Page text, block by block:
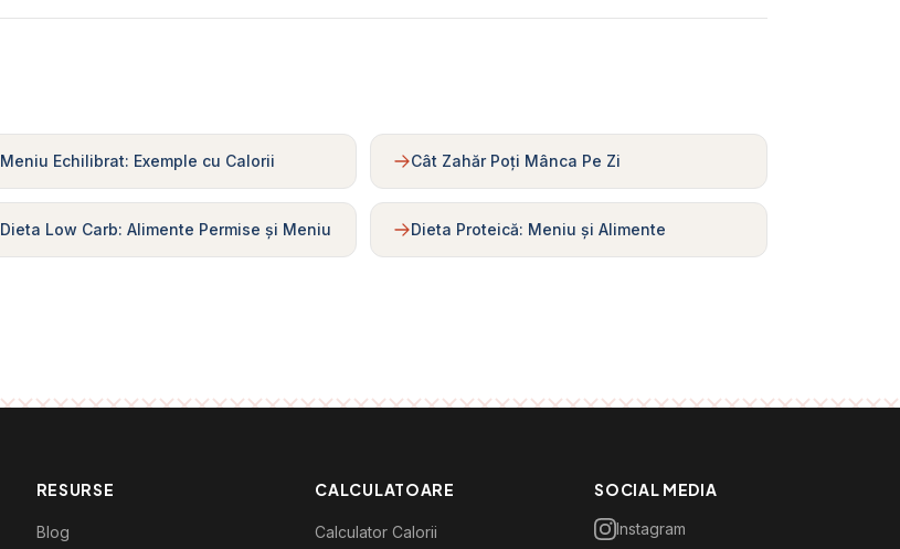
Meniu Echilibrat: Exemple cu Calorii Cât Zahăr Poți Mânca Pe Zi
Dieta Low Carb: Alimente Permise și Meniu Dieta Proteică: Meniu și Alimente
RESURSE
Blog
CALCULATOARE
Calculator Calorii
SOCIAL MEDIA
Instagram